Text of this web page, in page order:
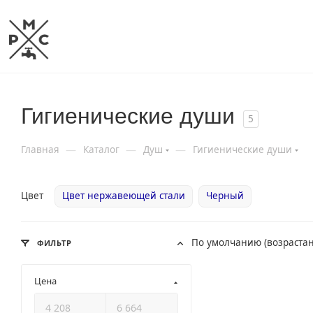
Гигиенические души 5
Главная — Каталог — Душ — Гигиенические души
Цвет Цвет нержавеющей стали Черный
По умолчанию
ФИЛЬТР
Цена